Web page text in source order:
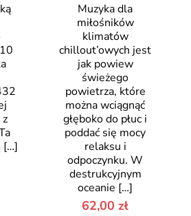
[…]
Muzyka dla
miłośników
klimatów
chillout’owych jest
jak powiew
świeżego
powietrza, które
można wciągnąć
głęboko do płuc i
poddać się mocy
relaksu i
odpoczynku. W
destrukcyjnym
oceanie […]
62,00zł